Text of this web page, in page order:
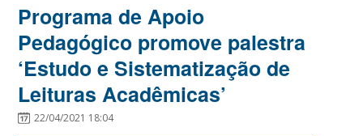
Programa de Apoio
Pedagógico promove palestra
‘Estudo e Sistematização de
Leituras Acadêmicas’
22/04/2021 18:04